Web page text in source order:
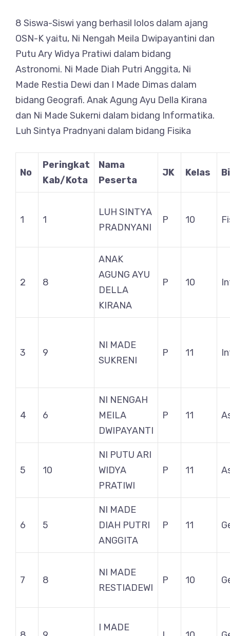
8 Siswa-Siswi yang berhasil lolos dalam ajang
OSN-K yaitu, Ni Nengah Meila Dwipayantini dan
Putu Ary Widya Pratiwi dalam bidang
Astronomi. Ni Made Diah Putri Anggita, Ni
Made Restia Dewi dan I Made Dimas dalam
bidang Geografi. Anak Agung Ayu Della Kirana
dan Ni Made Sukerni dalam bidang Informatika.
Luh Sintya Pradnyani dalam bidang Fisika
No
Peringkat
Kab/Kota
Nama
Peserta
JK Kelas
1 1
LUH SINTYA
PRADNYANI
P 10
2 8
ANAK
AGUNG AYU
DELLA
KIRANA
P 10
3 9
NI MADE
SUKRENI
P 11
4 6
NI NENGAH
MEILA
DWIPAYANTI
P 11
5 10
NI PUTU ARI
WIDYA
PRATIWI
P 11
6 5
NI MADE
DIAH PUTRI
ANGGITA
P 11
7 8
NI MADE
RESTIADEWI
P 10
I MADE